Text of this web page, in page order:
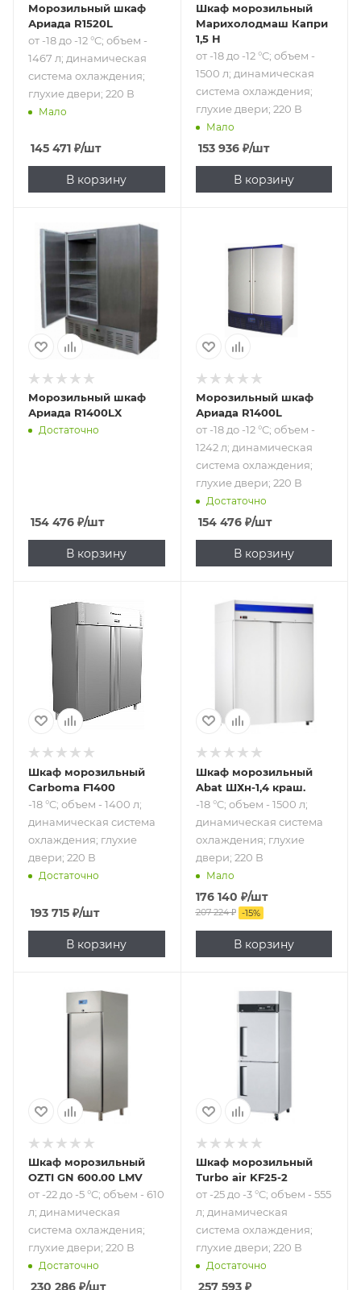
Морозильный шкаф
Ариада R1520L
от -18 до -12 °C; объем -
1467 л; динамическая
система охлаждения;
глухие двери; 220 В
Мало
145 471 ₽/шт
В корзину
Шкаф морозильный
Марихолодмаш Капри
1,5 Н
от -18 до -12 °C; объем -
1500 л; динамическая
система охлаждения;
глухие двери; 220 В
Мало
153 936₽/шт
В корзину
Морозильный шкаф
Ариада R1400LX
Достаточно
154 476 ₽/шт
В корзину
от -18 до -12 °C;
объем - 1242 л;
динамическая
охлаждения;
глухие двери; 220
В
Морозильный шкаф
Ариада R1400L
от -18 до -12 °C; объем -
1242 л; динамическая
система охлаждения;
глухие двери; 220 В
Достаточно
154 476₽/шт
В корзину
Подпись к товару
-18 °C; объем -
1400 л;
динамическая
охлаждения;
глухие двери; 220
В
Шкаф морозильный
Carboma F1400
-18 °C; объем - 1400 л;
динамическая система
охлаждения; глухие
двери; 220 В
Достаточно
193 715 ₽/шт
В корзину
Подпись к товару
-18 °C; объем -
В
Шкаф морозильный
Abat ШХн-1,4 краш.
-18 °C; объем - 1500 л;
динамическая система
охлаждения; глухие
двери; 220 В
Мало
176 140 ₽/шт
207 224₽ -15%
В корзину
Подпись к товару
от -22 до -5 °C;
объем - 610 л;
В
Шкаф морозильный
OZTI GN 600.00 LMV
от -22 до -5 °C; объем - 610
л; динамическая
система охлаждения;
глухие двери; 220 В
Достаточно
230 286 ₽/шт
Подпись к товару
от -25 до -3 °C;
объем - 555 л;
система
глухие двери; 220
В
Шкаф морозильный
Turbo air KF25-2
от -25 до -3 °C; объем - 555
л; динамическая
система охлаждения;
глухие двери; 220 В
Достаточно
257 593₽